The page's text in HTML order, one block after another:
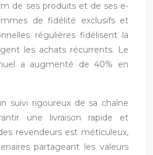
de ses produits et de ses e-
de fidélité exclusifs et
régulières fidélisent la
les achats récurrents. Le
a augmenté de 40% en
suivi rigoureux de sa chaîne
une livraison rapide et
revendeurs est méticuleux,
partageant les valeurs